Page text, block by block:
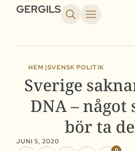
GERGILS
HEM |SVENSK POLITIK
Sverige
DNA – något
bör ta
JUNI 5, 2020